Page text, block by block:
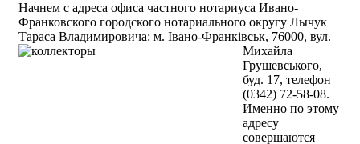
Начнем с адреса офиса частного нотариуса Ивано-
Франковского городского нотариального округу Лычук
Тараса Владимировича: м. Івано-Франківськ, 76000, вул.
Михайла
Грушевського,
буд. 17, телефон
(0342) 72-58-08.
Именно по этому
адресу
совершаются